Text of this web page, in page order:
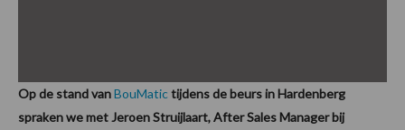
Op de stand vanBouMatictijdens de beurs in Hardenberg
spraken we met Jeroen Struijlaart, After Sales Manager bij